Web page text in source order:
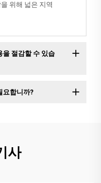
위해 넓은 지역
을 절감할 수 있습
요합니까?
사